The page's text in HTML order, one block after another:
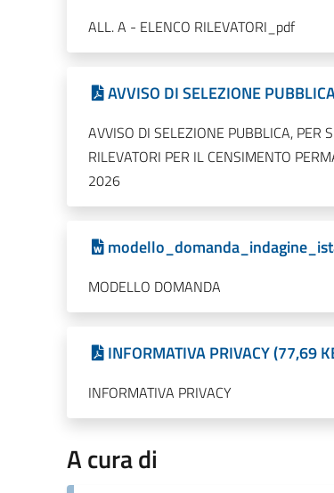
ALL. A - ELENCO RILEVATORI_pdf
AVVISO DI SELEZIONE
AVVISO DI SELEZIONE PUBBLICA, PER
RILEVATORI PER IL CENSIMENTO
2026
MODELLO DOMANDA
INFORMATIVA PRIVACY (77,69
INFORMATIVA PRIVACY
A cura di